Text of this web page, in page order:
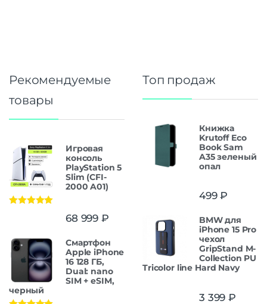
Рекомендуемые
товары
Игровая
консоль
PlayStation 5
Slim (CFI-
2000 A01)
68 999 ₽
Смартфон
Apple iPhone
16 128 ГБ,
Dual: nano
SIM + eSIM,
черный
Топ продаж
Книжка
Krutoff Eco
Book Sam
A35 зеленый
опал
499₽
BMW для
iPhone 15 Pro
чехол
GripStand M-
Collection PU
Tricolor line Hard Navy
3 399 ₽